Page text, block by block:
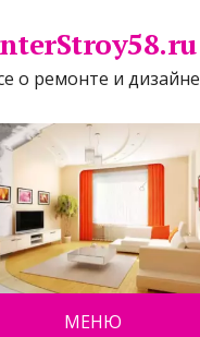
о ремонте и дизайне
МЕНЮ